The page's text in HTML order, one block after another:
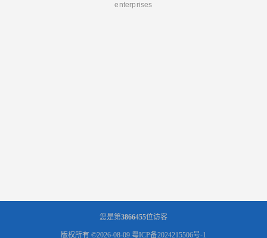
enterprises
您是第3866455位访客
版权所有 ©2026-08-09 粤ICP备2024215506号-1